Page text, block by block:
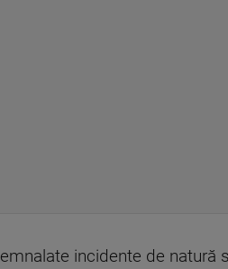
incidente de natură